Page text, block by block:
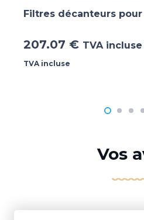
Filtres décanteurs pour
207.07 € TVA incluse
TVA incluse
Vos